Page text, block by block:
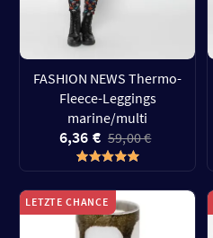
FASHION NEWS Thermo-
Fleece-Leggings
marine/multi
6,36 € 59,00 €
LETZTE CHANCE